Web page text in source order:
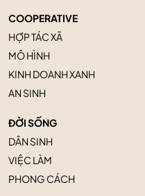
COOPERATIVE
HỢP TÁC XÃ
MÔ HÌNH
KINH DOANH XANH
AN SINH
ĐỜI SỐNG
DÂN SINH
VIỆC LÀM
PHONG CÁCH